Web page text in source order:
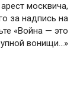
москвича,
за надпись на
«Война — это
вонищи…»